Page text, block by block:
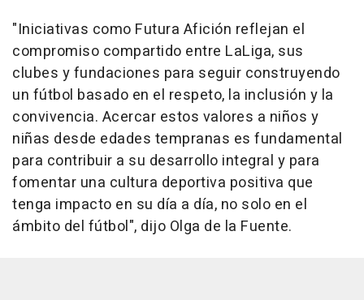
"Iniciativas como Futura Afición reflejan el
compromiso compartido entre LaLiga, sus
clubes y fundaciones para seguir construyendo
un fútbol basado en el respeto, la inclusión y la
convivencia. Acercar estos valores a niños y
niñas desde edades tempranas es fundamental
para contribuir a su desarrollo integral y para
fomentar una cultura deportiva positiva que
tenga impacto en su día a día, no solo en el
ámbito del fútbol", dijo Olga de la Fuente.